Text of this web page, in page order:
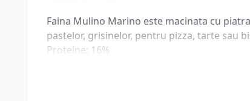
Faina Mulino Marino este macinata cu
pastelor, grisinelor, pentru pizza, tarte sau
Proteine: 16%